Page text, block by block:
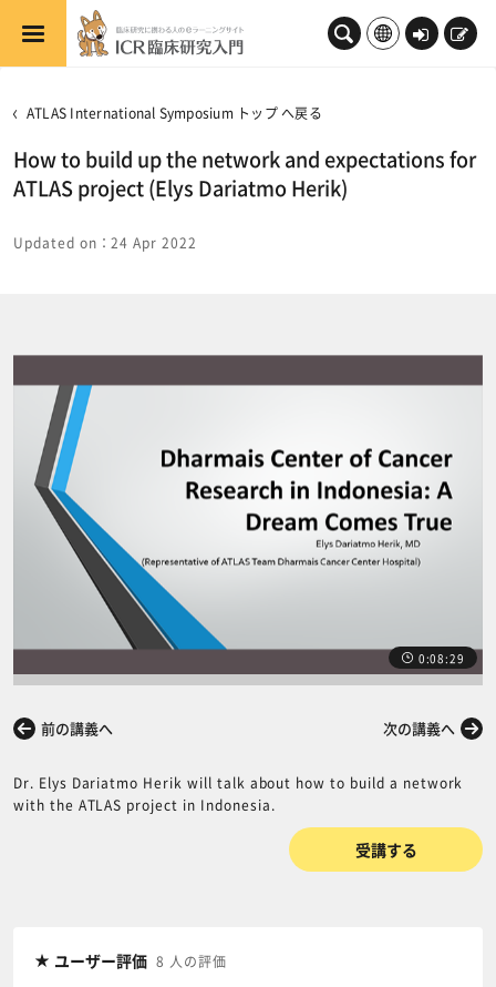
メインコンテンツへスキップする
ロ
新
ATLAS International Symposium トップ へ戻る
How to build up the network and expectations for
ATLAS project (Elys Dariatmo Herik)
Updated on：24 Apr 2022
0:08:29
前の講義へ 次の講義へ
Dr. Elys Dariatmo Herik will talk about how to build a network
with the ATLAS project in Indonesia.
受講する
ユーザー評価 8 人の評価